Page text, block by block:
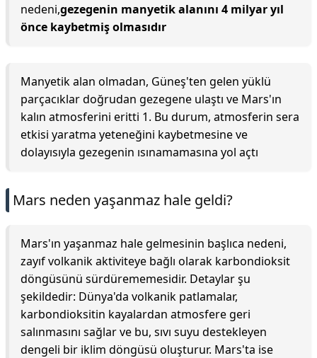
nedeni,gezegenin manyetik alanını 4 milyar yıl
önce kaybetmiş olmasıdır
Manyetik alan olmadan, Güneş'ten gelen yüklü
parçacıklar doğrudan gezegene ulaştı ve Mars'ın
kalın atmosferini eritti 1. Bu durum, atmosferin sera
etkisi yaratma yeteneğini kaybetmesine ve
dolayısıyla gezegenin ısınamamasına yol açtı
Mars neden yaşanmaz hale geldi?
Mars'ın yaşanmaz hale gelmesinin başlıca nedeni,
zayıf volkanik aktiviteye bağlı olarak karbondioksit
döngüsünü sürdürememesidir. Detaylar şu
şekildedir: Dünya'da volkanik patlamalar,
karbondioksitin kayalardan atmosfere geri
salınmasını sağlar ve bu, sıvı suyu destekleyen
dengeli bir iklim döngüsü oluşturur. Mars'ta ise